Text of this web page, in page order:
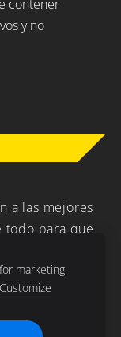
a las mejores
todo para que
contener
y no
marketing
Customize